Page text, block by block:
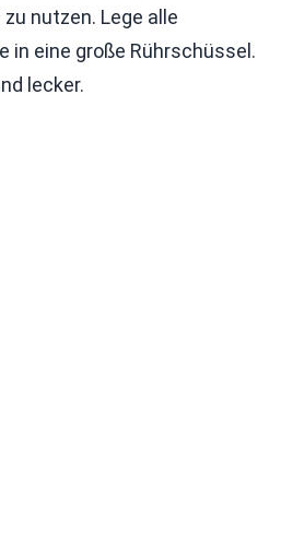
nutzen. Lege alle
in eine große Rührschüssel.
lecker.